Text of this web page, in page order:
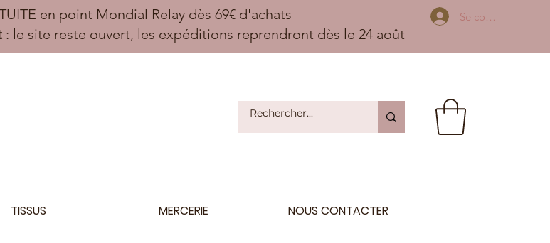
en point Mondial Relay dès 69€ d'achats
: le site reste ouvert, les expéditions reprendront dès le 24 août
Se connecter
TISSUS MERCERIE NOUS CONTACTER